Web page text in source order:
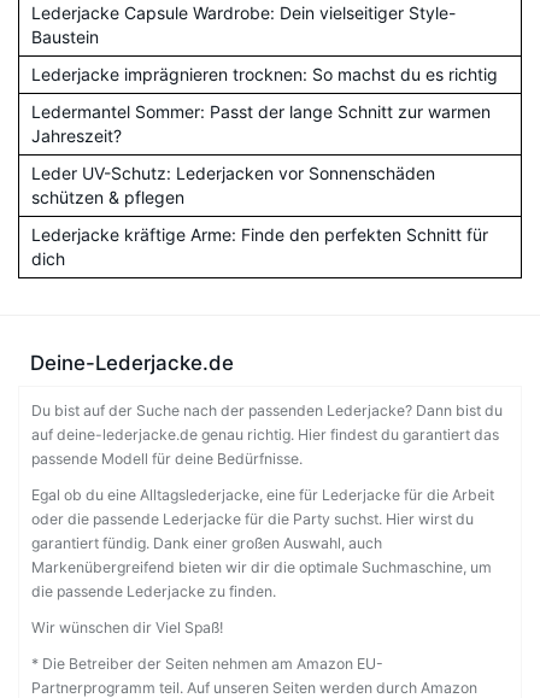
Lederjacke Capsule Wardrobe: Dein vielseitiger Style-
Baustein
Lederjacke imprägnieren trocknen: So machst du es richtig
Ledermantel Sommer: Passt der lange Schnitt zur warmen
Jahreszeit?
Leder UV-Schutz: Lederjacken vor Sonnenschäden
schützen & pflegen
Lederjacke kräftige Arme: Finde den perfekten Schnitt für
dich
Deine-Lederjacke.de
Du bist auf der Suche nach der passenden Lederjacke? Dann bist du
auf deine-lederjacke.de genau richtig. Hier findest du garantiert das
passende Modell für deine Bedürfnisse.
Egal ob du eine Alltagslederjacke, eine für Lederjacke für die Arbeit
oder die passende Lederjacke für die Party suchst. Hier wirst du
garantiert fündig. Dank einer großen Auswahl, auch
Markenübergreifend bieten wir dir die optimale Suchmaschine, um
die passende Lederjacke zu finden.
Wir wünschen dir Viel Spaß!
* Die Betreiber der Seiten nehmen am Amazon EU-
Partnerprogramm teil. Auf unseren Seiten werden durch Amazon